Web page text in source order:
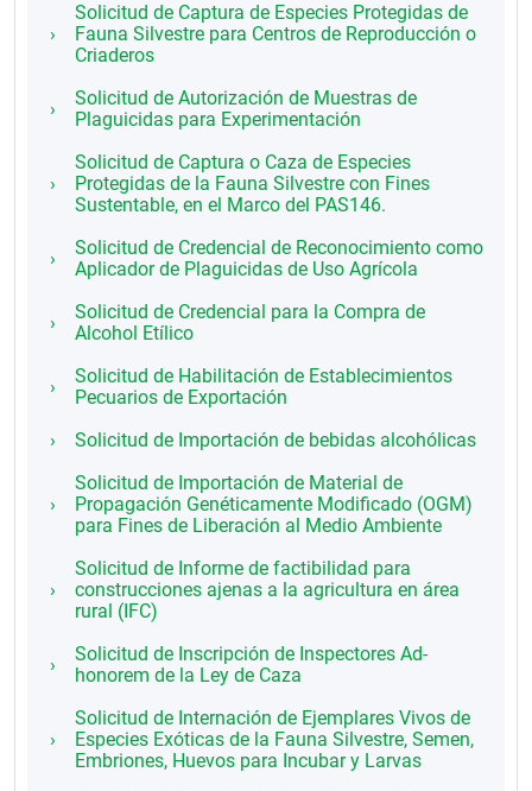
Solicitud de Captura de Especies Protegidas de
Fauna Silvestre para Centros de Reproducción o
Criaderos
Solicitud de Autorización de Muestras de
Plaguicidas para Experimentación
Solicitud de Captura o Caza de Especies
Protegidas de la Fauna Silvestre con Fines
Sustentable, en el Marco del PAS146.
Solicitud de Credencial de Reconocimiento como
Aplicador de Plaguicidas de Uso Agrícola
Solicitud de Credencial para la Compra de
Alcohol Etílico
Solicitud de Habilitación de Establecimientos
Pecuarios de Exportación
Solicitud de Importación de bebidas alcohólicas
Solicitud de Importación de Material de
Propagación Genéticamente Modificado (OGM)
para Fines de Liberación al Medio Ambiente
Solicitud de Informe de factibilidad para
construcciones ajenas a la agricultura en área
rural (IFC)
Solicitud de Inscripción de Inspectores Ad-
honorem de la Ley de Caza
Solicitud de Internación de Ejemplares Vivos de
Especies Exóticas de la Fauna Silvestre, Semen,
Embriones, Huevos para Incubar y Larvas